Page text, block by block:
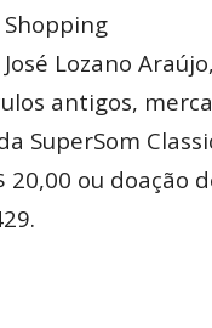
Lozano
antigos,
SuperSom
20,00 ou doação